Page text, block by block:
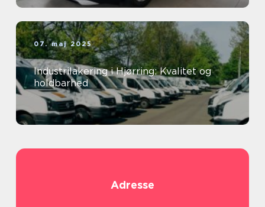
07. maj 2025
Industrilakering i Hjørring: Kvalitet og
holdbarhed
Adresse